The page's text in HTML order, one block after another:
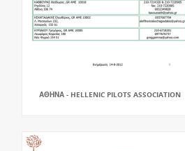
ΑΘΗΝΑ - HELLENIC PILOTS ASSOCIATION